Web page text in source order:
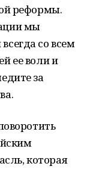
реформы.
мы
со всем
ее воли и
за
которая